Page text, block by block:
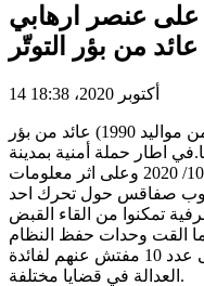
عنصر ارهابي
عائد من بؤر التوتّر
14 أكتوبر 2020، 18:38
القاء القبض على عنصر_إرهابي (ن. ر من مواليد 1990) عائد من بؤر
اطار حملة أمنية بمدينة
صفاقس لمساء هذا اليوم الأربعاء 14 /10/ 2020 وعلى اثر معلومات
لبوب صفاقس حول تحرك احد
تمكنوا من القاء القبض
القت وحدات حفظ النظام
بصفاقس “فريق الصد” ،القبض على عدد 10 مفتش عنهم لفائدة
العدالة في قضايا مختلفة.